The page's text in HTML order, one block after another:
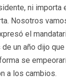
ni importa
Nosotros
el
un año dijo que
se
a los cambios.